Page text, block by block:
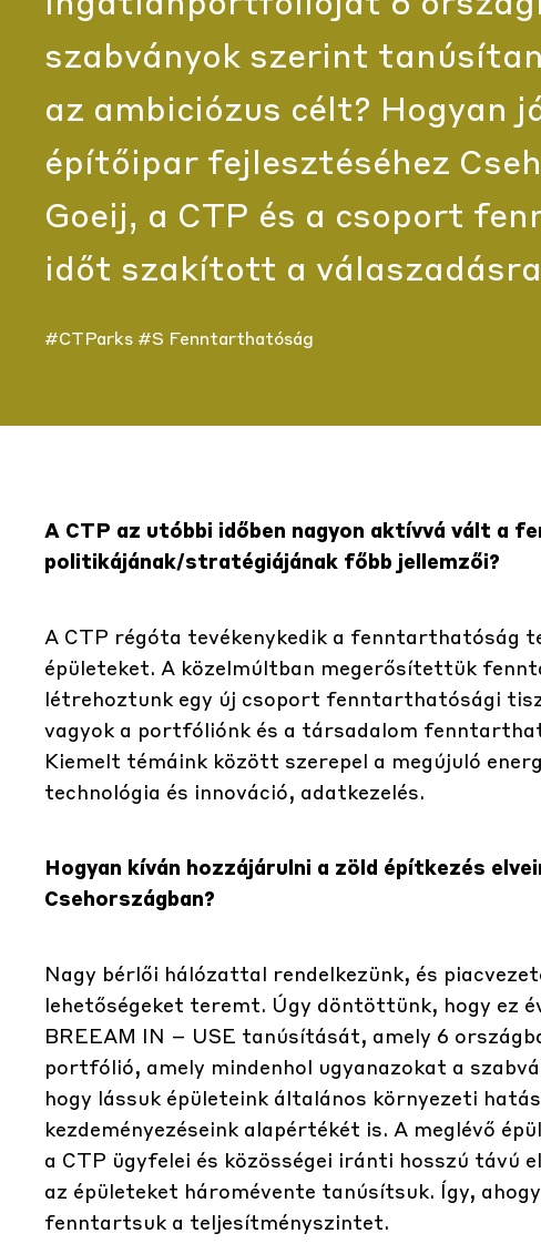
szabványok szerint
az ambiciózus célt? Hogyan
építőipar fejlesztéséhez
Goeij, a CTP és a csoport
időt szakított a
#CTParks #S Fenntarthatóság
A CTP az utóbbi időben nagyon aktívvá vált a
politikájának/stratégiájának főbb jellemzői?
A CTP régóta tevékenykedik a fenntarthatóság
épületeket. A közelmúltban megerősítettük
létrehoztunk egy új csoport fenntarthatósági
vagyok a portfóliónk és a társadalom
Kiemelt témáink között szerepel a megújuló
technológia és innováció, adatkezelés.
Hogyan kíván hozzájárulni a zöld építkezés
Csehországban?
Nagy bérlői hálózattal rendelkezünk, és
lehetőségeket teremt. Úgy döntöttünk, hogy ez
BREEAM IN – USE tanúsítását, amely 6
portfólió, amely mindenhol ugyanazokat a
hogy lássuk épületeink általános környezeti
kezdeményezéseink alapértékét is. A meglévő
a CTP ügyfelei és közösségei iránti hosszú távú
az épületeket háromévente tanúsítsuk. Így,
fenntartsuk a teljesítményszintet.